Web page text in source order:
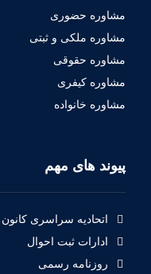
مشاوره حضوری
مشاوره ملکی و ثبتی
مشاوره حقوقی
مشاوره کیفری
مشاوره خانواده
پیوند های مهم
اتحادیه سراسری کانون
ادارات ثبت احوال
روزنامه رسمی